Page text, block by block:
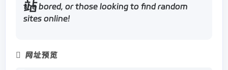
the bored, or those looking to find random
sites online!
网址预览